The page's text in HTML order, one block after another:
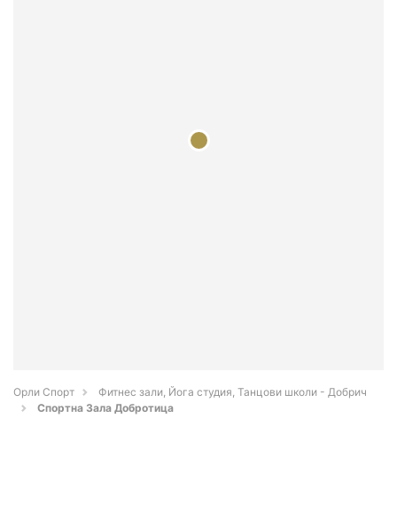
Орли Спорт
Фитнес зали, Йога студия, Танцови школи - Добрич
Спортна Зала Добротица